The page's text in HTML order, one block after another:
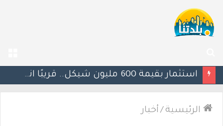
عن
الرئيسية / أخبار